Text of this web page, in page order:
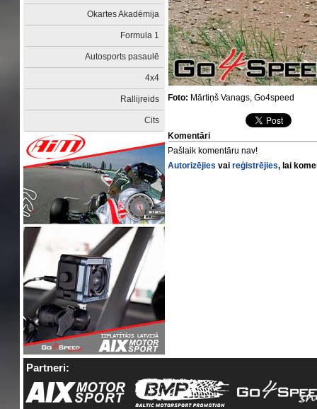
Okartes Akadēmija
Formula 1
Autosports pasaulē
4x4
Rallijreids
Cits
Foto: Mārtiņš Vanags, Go4speed
Komentāri
Pašlaik komentāru nav!
Autorizējies vaireģistrējies, lai
Partneri: